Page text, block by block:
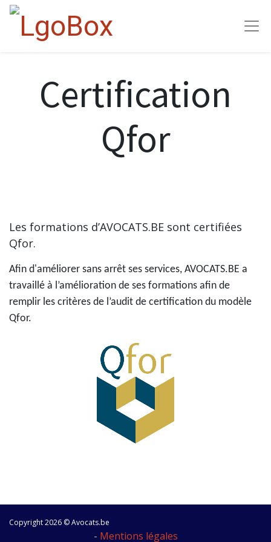
Certification
Qfor
Les formations d’AVOCATS.BE sont certifiées
Qfor.
Afin d'améliorer sans arrêt ses services, AVOCATS.BE a
travaillé à l’amélioration de ses formations afin de
remplir les critères de l’audit de certification du modèle
Qfor.
Copyright 2026 © Avocats.be
- Mentions légales